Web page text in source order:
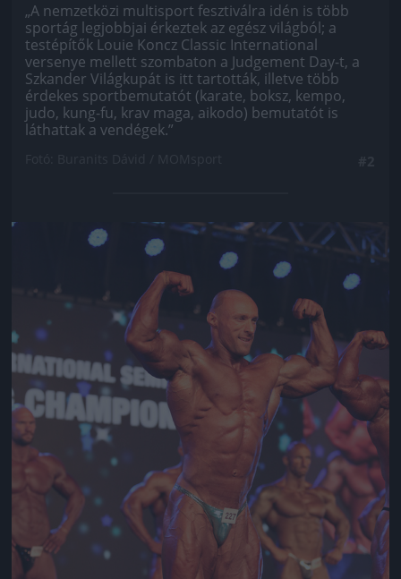
„A nem­zet­közi mul­tis­port fesz­ti­válra idén is több
sportág legjobbjai érkeztek az egész világból; a
testépítők Louie Koncz Classic International
versenye mellett szombaton a Judgement Day-t, a
Szkander Világkupát is itt tartották, illetve több
érdekes sportbemutatót (karate, boksz, kempo,
judo, kung-fu, krav maga, aikodo) bemutatót is
láthattak a vendégek.”
Jön még kép!